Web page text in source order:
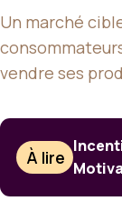
Un marché
vendre ses
À lire